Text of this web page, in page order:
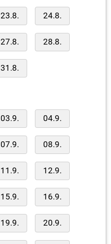
23.8. 24.8.
27.8. 28.8.
31.8.
03.9. 04.9.
07.9. 08.9.
11.9. 12.9.
15.9. 16.9.
19.9. 20.9.